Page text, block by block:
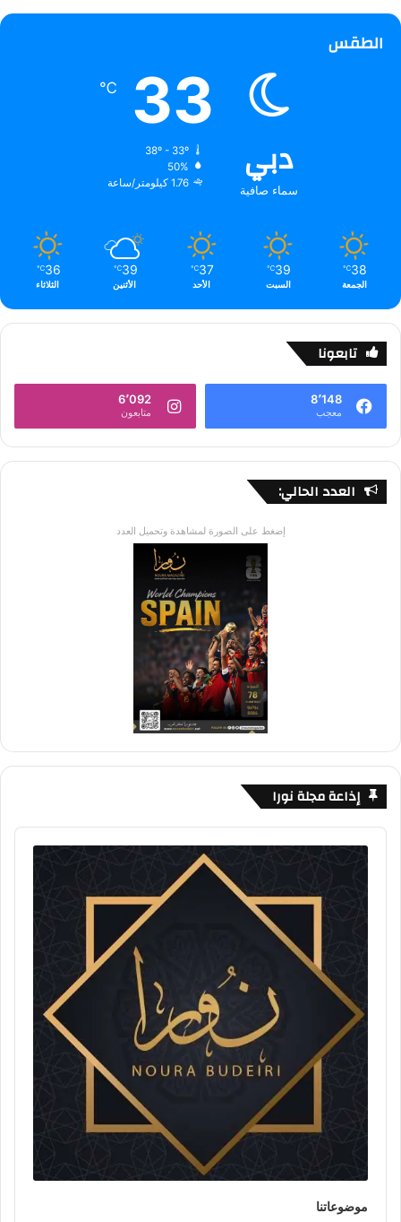
الطقس
دبي
سماء صافية
33
℃
38º - 33º
50%
1.76 كيلومتر/ساعة
38
℃
الجمعة
39
℃
السبت
37
℃
الأحد
39
℃
الأثنين
36
℃
الثلاثاء
تابعونا
8٬148
معجب
6٬092
متابعون
العدد الحالي:
إضغط على الصورة لمشاهدة وتحميل العدد
إذاعة مجلة نورا
Audio
Player
موضوعاتنا